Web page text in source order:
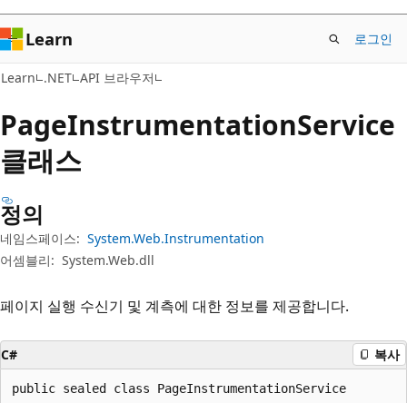
뛰
기Learn 로그인
Learn .NET API 브라우저
PageInstrumentationService
클래스
정의
네임스페이스: System.Web.Instrumentation
어셈블리: System.Web.dll
페이지 실행 수신기 및 계측에 대한 정보를 제공합니다.
C# 복사
public sealed class PageInstrumentationService